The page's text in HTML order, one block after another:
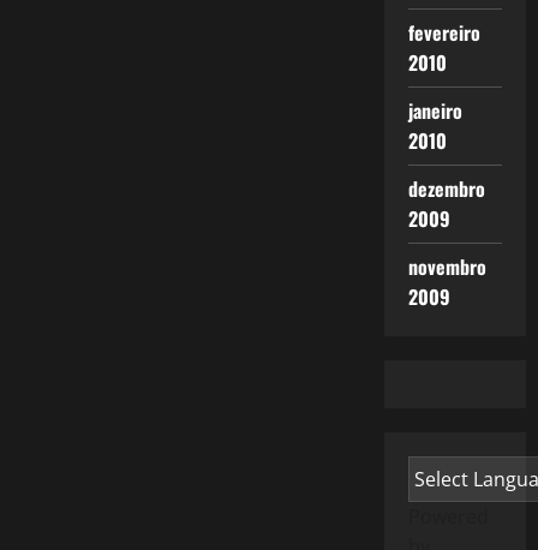
fevereiro
2010
janeiro
2010
dezembro
2009
novembro
2009